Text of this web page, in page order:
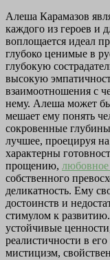
Алеша Карамазов
каждого из героев и
воплощается идеал
глубоко ценимые в
глубокую
высокую
взаимоотношения с
нему. Алеша может
мешает ему понять
сокровенные
лучшее, проецируя
характерны
прощению,
собственного
деликатность. Ему
достоинств и
стимулом к
устойчивые
реалистичности в
мистицизм,